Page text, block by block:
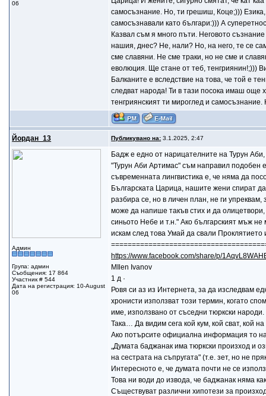
06
самосъзнание. Но, ти грешиш, Коце;))) Езика,
самосъзнавали като българи:))) А
Казвал съм я много пъти. Неговото
нашия, днес? Не, нали? Но, на него, те се
сме славяни. Не сме траки, но не сме и
еволюция. Ще стане от теб, тенгриянин!;)))
Балканите е вследствие на това, че той е
следват народа! Ти в тази посока имаш
тенгриянският ти мироглед и
Йордан_13 Публикувано на: 3.1.2025, 2:47
Админ
Група: админ
Съобщения: 17 864
Участник # 544
Дата на регистрация: 10-August
06
Бадж е едно от нарицателните на Турун
"Турун Аби Артимас" съм направил подобен
съвременната лингвистика е, че няма да
Българската Царица, нашите жени спират
разбира се, но в личен план, не ги
може да напише такъв стих и да
синьото Небе и т.н." Ако българският мъж
искам след това Умай да свали Проклятието
https://www.facebook.com/share/p/
MIlen Ivanov
1 д ·
Ровя си аз из Интернета, за да изследвам
хронисти използват този термин, когато
име, използвано от съседни тюркски народи.
Така… Да видим сега кой кум, кой сват, кой
Ако потърсите официална информация то
„Думата баджанак има тюркски произход и
на сестрата на съпругата" (т.е. зет, но не
Интересното е, че думата почти не се
Това ни води до извода, че баджанак няма
Съществуват различни хипотези за